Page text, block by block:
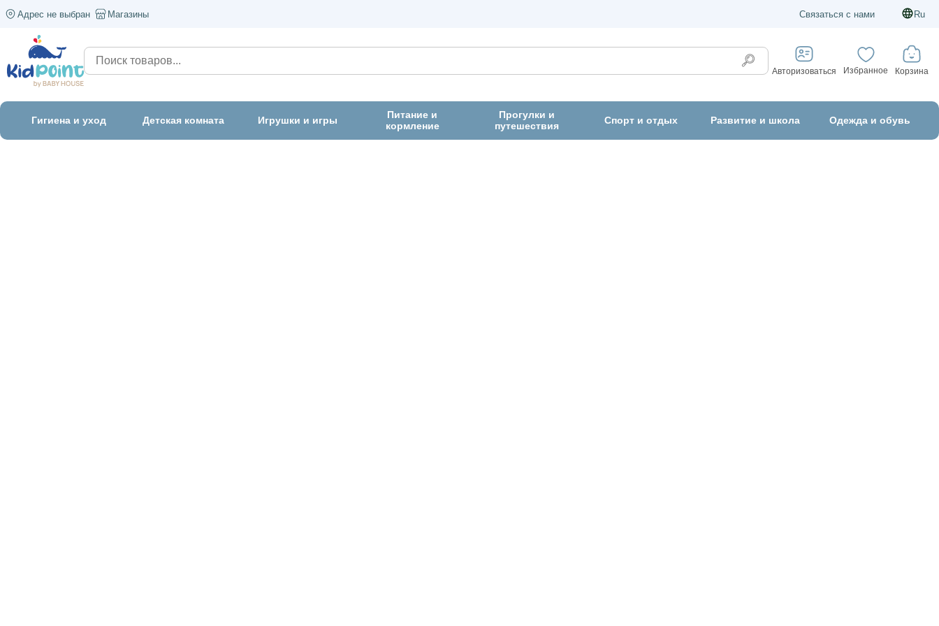
Адрес не выбран Магазины Связаться с нами Ru
Авторизоваться Избранное Корзина
Гигиена и уход Детская комната Игрушки и игры
Питание и
кормление
Прогулки и
путешествия
Спорт и отдых Развитие и школа Одежда и обувь